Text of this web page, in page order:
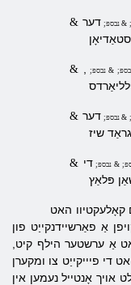
& נבספּ; דער
& נבספּ;
& נבספּ; דער
גראַד שיז
& נבספּ; די
קאָלעקטיוו האט
אַ פאַרשיידנקייַט פון
אַ ערשטער הילף קיט,
די פיייקייַט צו ומקערן
​​אויך אָנטייל נעמען אין